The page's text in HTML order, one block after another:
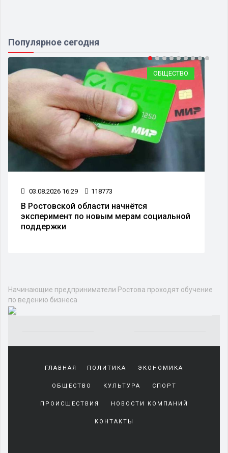
Популярное сегодня
ОБЩЕСТВО
03.08.2026 16:29 118773
В Ростовской области начнётся
эксперимент по новым мерам социальной
поддержки
Начинающие предприниматели Ростова проходят обучение
по ведению бизнеса
sürekli
beraber
geçirerek
harcadığı
ГЛАВНАЯ ПОЛИТИКА ЭКОНОМИКА
ОБЩЕСТВО КУЛЬТУРА СПОРТ
ПРОИСШЕСТВИЯ НОВОСТИ КОМПАНИЙ
КОНТАКТЫ